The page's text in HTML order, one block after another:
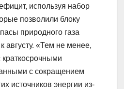
используя набор
позволили блоку
природного газа
августу. «Тем не менее,
краткосрочными
с сокращением
источников энергии из-